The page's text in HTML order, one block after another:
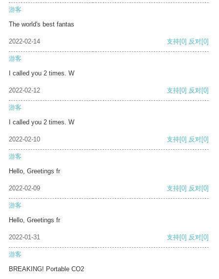
游客
The world's best fantas
2022-02-14 支持[0] 反对[0]
游客
I called you 2 times. W
2022-02-12 支持[0] 反对[0]
游客
I called you 2 times. W
2022-02-10 支持[0] 反对[0]
游客
Hello, Greetings fr
2022-02-09 支持[0] 反对[0]
游客
Hello, Greetings fr
2022-01-31 支持[0] 反对[0]
游客
BREAKING! Portable CO2